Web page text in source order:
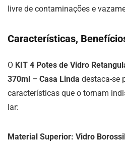
livre de contaminações e
Características,
O KIT 4 Potes de Vidro
370ml – Casa Linda destaca-se
características que o tornam
lar:
Material Superior: Vidro